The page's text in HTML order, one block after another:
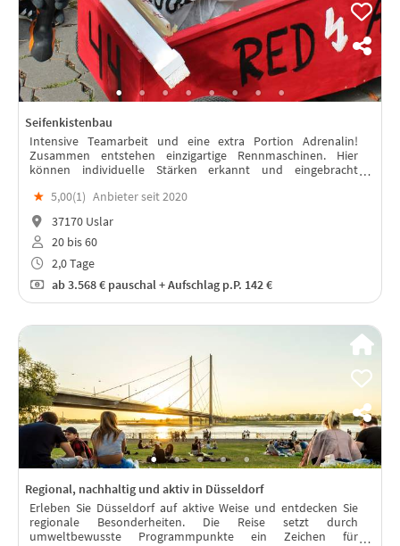
Seifenkistenbau
Intensive Teamarbeit und eine extra Portion Adrenalin!
Zusammen entstehen einzigartige Rennmaschinen. Hier
können individuelle Stärken erkannt und eingebracht
★ 5,00(1) Anbieter seit 2020
37170 Uslar
20 bis 60
2,0 Tage
ab3.568 € pauschal + Aufschlag p.P. 142 €
Regional, nachhaltig und aktiv in Düsseldorf
Erleben Sie Düsseldorf auf aktive Weise und entdecken Sie
regionale Besonderheiten. Die Reise setzt durch
umweltbewusste Programmpunkte ein Zeichen für